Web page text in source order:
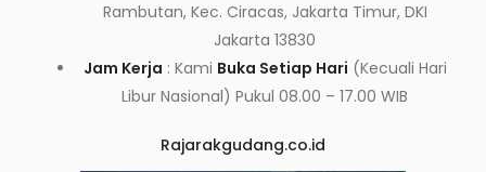
Rambutan, Kec. Ciracas, Jakarta Timur, DKI
Jakarta 13830
Jam Kerja : Kami Buka Setiap Hari (Kecuali Hari
Libur Nasional) Pukul 08.00 – 17.00 WIB
Rajarakgudang.co.id